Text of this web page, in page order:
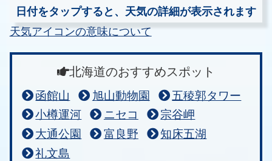
日付をタップすると、天気の詳細が表示されます
天気アイコンの意味について
北海道のおすすめスポット
函館山 旭山動物園
五稜郭タワー
小樽運河
ニセコ
宗谷岬
大通公園
富良野
知床五湖
礼文島